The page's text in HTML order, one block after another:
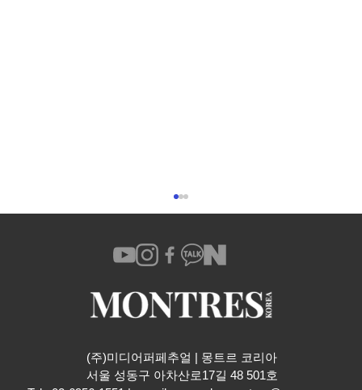
위블로 MP-15 무라카미 다카시 투르비용
(주)미디어퍼페추얼 | 몽트르 코리아
​서울 성동구 아차산로17길 48 501호